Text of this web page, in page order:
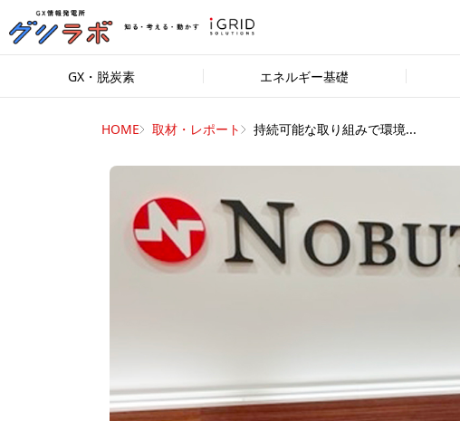
GX・脱炭素 エネルギー基礎
HOME 取材・レポート 持続可能な取り組みで環境...